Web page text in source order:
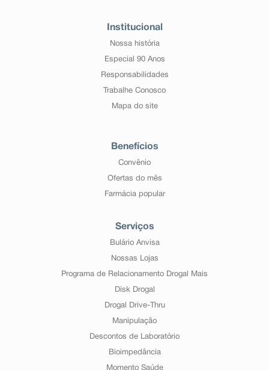
Institucional
Nossa história
Especial 90 Anos
Responsabilidades
Trabalhe Conosco
Mapa do site
Benefícios
Convênio
Ofertas do mês
Farmácia popular
Serviços
Bulário Anvisa
Nossas Lojas
Programa de Relacionamento Drogal Mais
Disk Drogal
Drogal Drive-Thru
Manipulação
Descontos de Laboratório
Bioimpedância
Momento Saúde